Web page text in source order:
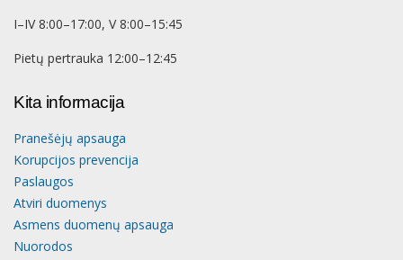
I–IV 8:00–17:00, V 8:00–15:45
Pietų pertrauka 12:00–12:45
Kita informacija
Pranešėjų apsauga
Korupcijos prevencija
Paslaugos
Atviri duomenys
Asmens duomenų apsauga
Nuorodos